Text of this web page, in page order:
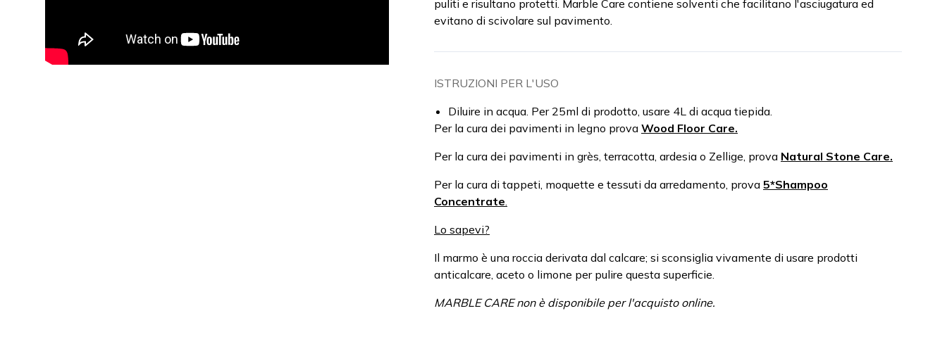
puliti e risultano protetti. Marble Care contiene solventi che facilitano l'asciugatura ed
evitano di scivolare sul pavimento.
ISTRUZIONI PER L'USO
Diluire in acqua. Per 25ml di prodotto, usare 4L di acqua tiepida.
Per la cura dei pavimenti in legno prova Wood Floor Care.
Per la cura dei pavimenti in grès, terracotta, ardesia o Zellige, prova Natural Stone Care.
Per la cura di tappeti, moquette e tessuti da arredamento, prova 5*Shampoo
Concentrate.
Lo sapevi?
Il marmo è una roccia derivata dal calcare; si sconsiglia vivamente di usare prodotti
anticalcare, aceto o limone per pulire questa superficie.
MARBLE CARE non è disponibile per l'acquisto online.